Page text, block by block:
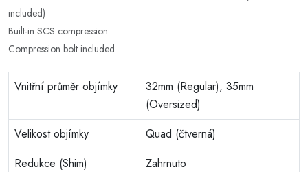
included)
Built-in SCS compression
Compression bolt included
Vnitřní průměr objímky
32mm (Regular), 35mm
(Oversized)
Velikost objímky
Quad (čtverná)
Redukce (Shim)
Zahrnuto